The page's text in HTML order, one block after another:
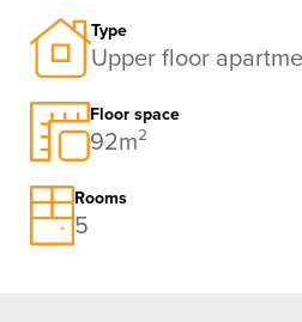
Type
Upper floor
Floor space
92m²
Rooms
5